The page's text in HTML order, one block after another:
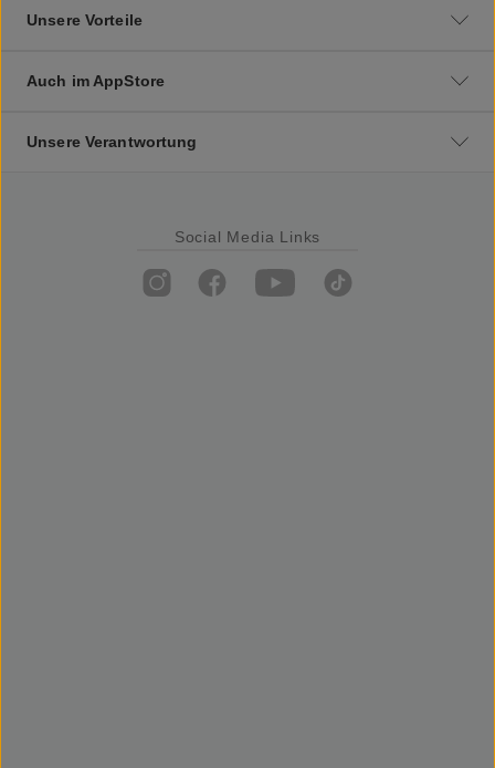
Unsere Vorteile
Auch im AppStore
Unsere Verantwortung
Social Media Links